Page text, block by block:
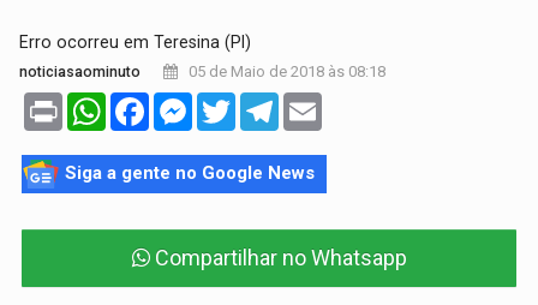
Erro ocorreu em Teresina (PI)
noticiasaominuto 05 de Maio de 2018 às 08:18
Print WhatsAppFacebookMessenger
TwitterTelegram
Siga a gente no Google News
Compartilhar no Whatsapp